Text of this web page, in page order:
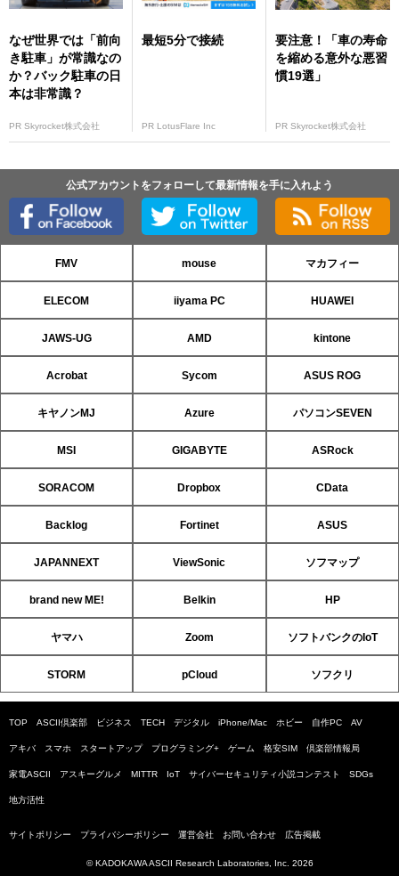
なぜ世界では「前向
き駐車」が常識なの
か？バック駐車の日
本は非常識？
PR Skyrocket株式会社
最短5分で接続
PR LotusFlare Inc
要注意！「車の寿命
を縮める意外な悪習
慣19選」
PR Skyrocket株式会社
公式アカウントをフォローして最新情報を手に入れよう
FMV mouse マカフィー
ELECOM iiyama PC HUAWEI
JAWS-UG AMD kintone
Acrobat Sycom ASUS ROG
キヤノンMJ Azure パソコンSEVEN
MSI GIGABYTE ASRock
SORACOM Dropbox CData
Backlog Fortinet ASUS
JAPANNEXT ViewSonic ソフマップ
brand new ME! Belkin HP
ヤマハ Zoom ソフトバンクのIoT
STORM pCloud ソフクリ
TOP ASCII倶楽部 ビジネス TECH デジタル iPhone/Mac ホビー 自作PC AV
アキバ スマホ スタートアップ プログラミング+ ゲーム 格安SIM 倶楽部情報局
家電ASCII アスキーグルメ MITTR IoT サイバーセキュリティ小説コンテスト SDGs
地方活性
サイトポリシー プライバシーポリシー 運営会社 お問い合わせ 広告掲載
© KADOKAWA ASCII Research Laboratories, Inc. 2026